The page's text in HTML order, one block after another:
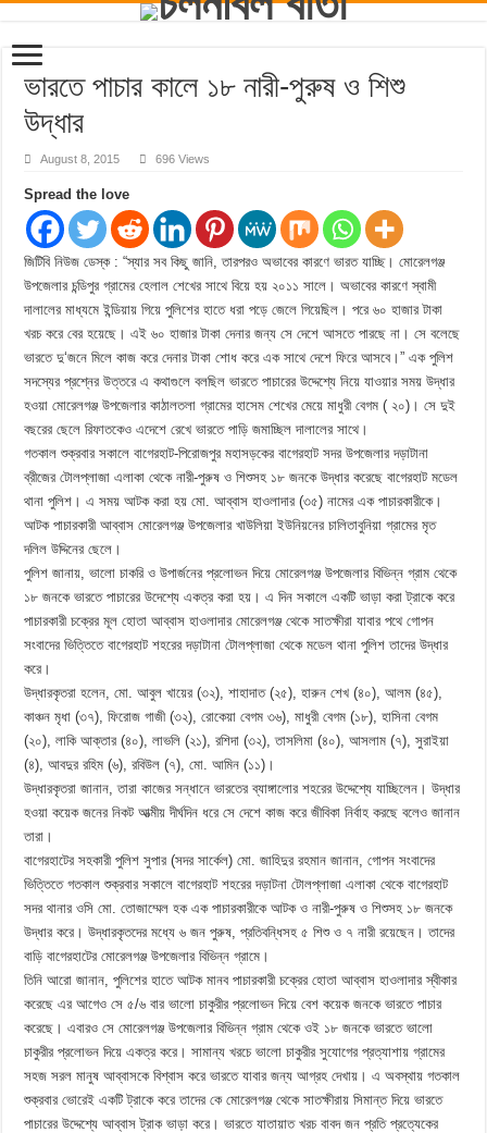
ভারতে পাচার কালে ১৮ নারী-পুরুষ ও শিশু
উদ্ধার
August 8, 2015 696 Views
Spread the love
জিটিবি নিউজ ডেস্ক : “স্যার সব কিছু জানি, তারপরও অভাবের কারণে ভারত যাচ্ছি। মোরেলগঞ্জ
উপজেলার চন্ডিপুর গ্রামের হেলাল শেখের সাথে বিয়ে হয় ২০১১ সালে। অভাবের কারণে স্বামী
দালালের মাধ্যমে ইন্ডিয়ায় গিয়ে পুলিশের হাতে ধরা পড়ে জেলে গিয়েছিল। পরে ৬০ হাজার টাকা
খরচ করে বের হয়েছে। এই ৬০ হাজার টাকা দেনার জন্য সে দেশে আসতে পারছে না। সে বলেছে
ভারতে দু‘জনে মিলে কাজ করে দেনার টাকা শোধ করে এক সাথে দেশে ফিরে আসবে।” এক পুলিশ
সদস্যের প্রশ্নের উত্তরে এ কথাগুলে বলছিল ভারতে পাচারের উদ্দেশ্যে নিয়ে যাওয়ার সময় উদ্ধার
হওয়া মোরেলগঞ্জ উপজেলার কাঠালতলা গ্রামের হাসেম শেখের মেয়ে মাধুরী বেগম ( ২০)। সে দুই
বছরের ছেলে রিফাতকেও এদেশে রেখে ভারতে পাড়ি জমাচ্ছিল দালালের সাথে।
গতকাল শুক্রবার সকালে বাগেরহাট-পিরোজপুর মহাসড়কের বাগেরহাট সদর উপজেলার দড়াটানা
ব্রীজের টোলপ্লাজা এলাকা থেকে নারী-পুরুষ ও শিশুসহ ১৮ জনকে উদ্ধার করেছে বাগেরহাট মডেল
থানা পুলিশ। এ সময় আটক করা হয় মো. আব্বাস হাওলাদার (৩৫) নামের এক পাচারকারীকে।
আটক পাচারকারী আব্বাস মোরেলগঞ্জ উপজেলার খাউলিয়া ইউনিয়নের চালিতাবুনিয়া গ্রামের মৃত
দলিল উদ্দিনের ছেলে।
পুলিশ জানায়, ভালো চাকরি ও উপার্জনের প্রলোভন দিয়ে মোরেলগঞ্জ উপজেলার বিভিন্ন গ্রাম থেকে
১৮ জনকে ভারতে পাচারের উদেশ্যে একত্র করা হয়। এ দিন সকালে একটি ভাড়া করা ট্রাকে করে
পাচারকারী চক্রের মূল হোতা আব্বাস হাওলাদার মোরেলগঞ্জ থেকে সাতক্ষীরা যাবার পথে গোপন
সংবাদের ভিত্তিতে বাগেরহাট শহরের দড়াটানা টোলপ্লাজা থেকে মডেল থানা পুলিশ তাদের উদ্ধার
করে।
উদ্ধারকৃতরা হলেন, মো. আবুল খায়ের (৩২), শাহাদাত (২৫), হারুন শেখ (৪০), আলম (৪৫),
কাঞ্চন মৃধা (৩৭), ফিরোজ গাজী (৩২), রোকেয়া বেগম ৩৬), মাধুরী বেগম (১৮), হাসিনা বেগম
(২০), লাকি আক্তার (৪০), লাভলি (২১), রশিদা (৩২), তাসলিমা (৪০), আসলাম (৭), সুরাইয়া
(৪), আবদুর রহিম (৬), রবিউল (৭), মো. আমিন (১১)।
উদ্ধারকৃতরা জানান, তারা কাজের সন্ধানে ভারতের ব্যাঙ্গালোর শহরের উদ্দেশ্যে যাচ্ছিলেন। উদ্ধার
হওয়া কয়েক জনের নিকট আত্মীয় দীর্ঘদিন ধরে সে দেশে কাজ করে জীবিকা নির্বাহ করছে বলেও জানান
তারা।
বাগেরহাটের সহকারী পুলিশ সুপার (সদর সার্কেল) মো. জাহিদুর রহমান জানান, গোপন সংবাদের
ভিত্তিতে গতকাল শুক্রবার সকালে বাগেরহাট শহরের দড়াটনা টোলপ্লাজা এলাকা থেকে বাগেরহাট
সদর থানার ওসি মো. তোজাম্মেল হক এক পাচারকারীকে আটক ও নারী-পুরুষ ও শিশুসহ ১৮ জনকে
উদ্ধার করে। উদ্ধারকৃতদের মধ্যে ৬ জন পুরুষ, প্রতিবন্ধিসহ ৫ শিশু ও ৭ নারী রয়েছেন। তাদের
বাড়ি বাগেরহাটের মোরেলগঞ্জ উপজেলার বিভিন্ন গ্রামে।
তিনি আরো জানান, পুলিশের হাতে আটক মানব পাচারকারী চক্রের হোতা আব্বাস হাওলাদার স্বীকার
করেছে এর আগেও সে ৫/৬ বার ভালো চাকুরীর প্রলোভন দিয়ে বেশ কয়েক জনকে ভারতে পাচার
করেছে। এবারও সে মোরেলগঞ্জ উপজেলার বিভিন্ন গ্রাম থেকে ওই ১৮ জনকে ভারতে ভালো
চাকুরীর প্রলোভন দিয়ে একত্র করে। সামান্য খরচে ভালো চাকুরীর সুযোগের প্রত্যাশায় গ্রামের
সহজ সরল মানুষ আব্বাসকে বিশ্বাস করে ভারতে যাবার জন্য আগ্রহ দেখায়। এ অবস্থায় গতকাল
শুক্রবার ভোরেই একটি ট্রাকে করে তাদের কে মোরেলগঞ্জ থেকে সাতক্ষীরায় সিমান্ত দিয়ে ভারতে
পাচারের উদ্দেশ্যে আব্বাস ট্রাক ভাড়া করে। ভারতে যাতায়াত খরচ বাবদ জন প্রতি প্রত্যেকের